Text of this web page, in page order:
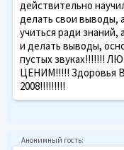
действительно
делать свои выводы,
учиться ради знаний,
и делать выводы,
пустых звуках!!!!!!!
ЦЕНИМ!!!!! Здоровья
2008!!!!!!!!!